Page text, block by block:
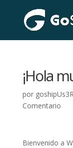
¡Hola
por
Comentario
Bienvenido a